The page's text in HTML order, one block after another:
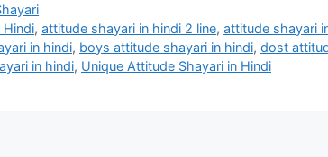
Hindi,attitude shayari in hindi 2 line,attitude shayari
in hindi, boys attitude shayari in hindi, dost
in hindi, Unique Attitude Shayari in Hindi